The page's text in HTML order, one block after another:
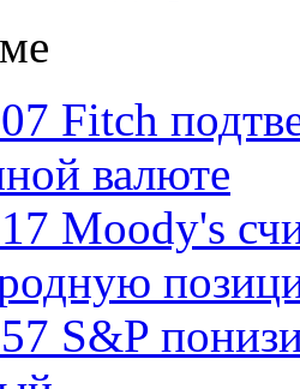
Fitch
валюте
Moody's
S&P